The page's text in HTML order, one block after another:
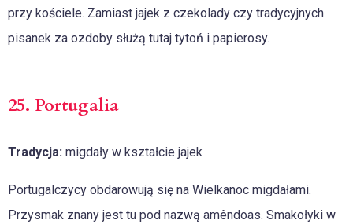
przy kościele. Zamiast jajek z czekolady czy tradycyjnych
pisanek za ozdoby służą tutaj tytoń i papierosy.
25. Portugalia
Tradycja: migdały w kształcie jajek
Portugalczycy obdarowują się na Wielkanoc migdałami.
Przysmak znany jest tu pod nazwą amêndoas. Smakołyki w